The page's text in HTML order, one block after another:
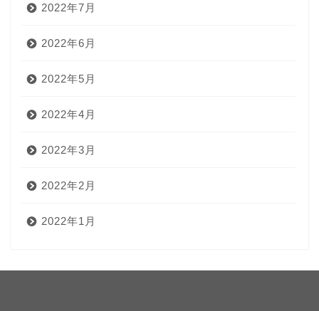
2022年7月
2022年6月
2022年5月
2022年4月
2022年3月
2022年2月
2022年1月